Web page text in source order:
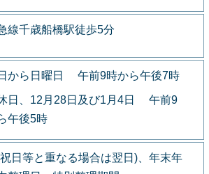
線千歳船橋駅徒歩5分
から日曜日 午前9時から午後7時
日、12月28日及び1月4日 午前9
午後5時
日等と重なる場合は翌日)、年末年